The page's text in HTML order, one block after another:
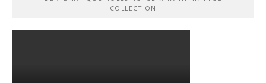
COLLECTION